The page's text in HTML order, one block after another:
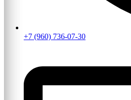
+7 (960) 736-07-30